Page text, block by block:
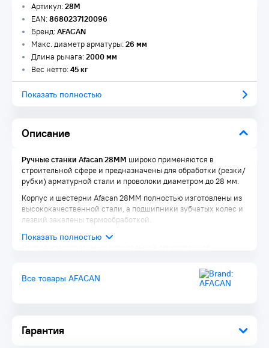
Описание
Гарантия
Артикул:28M
EAN:8680237120096
Бренд:AFACAN
Макс. диаметр арматуры:26 мм
Длина рычага:2000 мм
Вес нетто:45 кг
Показать полностью
Ручные станки Afacan 28MM широко применяются в
строительной сфере и предназначены для обработки (резки/
рубки) арматурной стали и проволоки диаметром до 28 мм.
Корпус и шестерни Afacan 28MM полностью изготовлены из
высококачественной стали, а подшипники зубчатых колес и
лезвий закалены термообработкой.
Afacan 28MM оснащен рычагом для регулирования толщины
отверстия лезвий в зависимости от диаметра
28MM:
Все товары AFACAN